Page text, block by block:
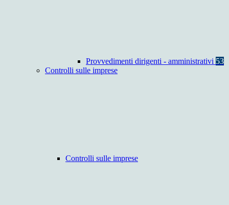
Provvedimenti dirigenti - amministrativi 53
Controlli sulle imprese
Controlli sulle imprese